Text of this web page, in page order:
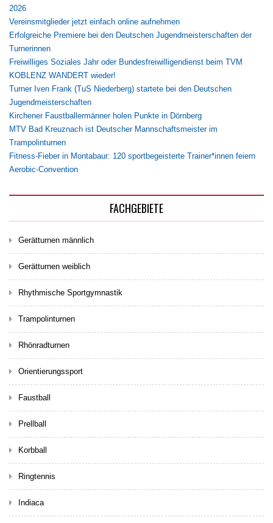
2026
Vereinsmitglieder jetzt einfach online aufnehmen
Erfolgreiche Premiere bei den Deutschen Jugendmeisterschaften der
Turnerinnen
Freiwilliges Soziales Jahr oder Bundesfreiwilligendienst beim TVM
KOBLENZ WANDERT wieder!
Turner Iven Frank (TuS Niederberg) startete bei den Deutschen
Jugendmeisterschaften
Kirchener Faustballermänner holen Punkte in Dörnberg
MTV Bad Kreuznach ist Deutscher Mannschaftsmeister im
Trampolinturnen
Fitness-Fieber in Montabaur: 120 sportbegeisterte Trainer*innen feiern
Aerobic-Convention
FACHGEBIETE
Gerätturnen männlich
Gerätturnen weiblich
Rhythmische Sportgymnastik
Trampolinturnen
Rhönradturnen
Orientierungssport
Faustball
Prellball
Korbball
Ringtennis
Indiaca